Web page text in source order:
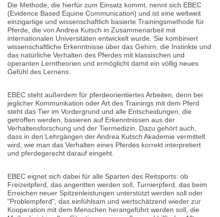
Die Methode, die hierfür zum Einsatz kommt, nennt sich EBEC
(Evidence Based Equine Communication) und ist eine weltweit
einzigartige und wissenschaftlich basierte Trainingsmethode für
Pferde, die von Andrea Kutsch in Zusammenarbeit mit
internationalen Universitäten entwickelt wurde. Sie kombiniert
wissenschaftliche Erkenntnisse über das Gehirn, die Instinkte und
das natürliche Verhalten des Pferdes mit klassischen und
operanten Lerntheorien und ermöglicht damit ein völlig neues
Gefühl des Lernens.
EBEC steht außerdem für pferdeorientiertes Arbeiten, denn bei
jeglicher Kommunikation oder Art des Trainings mit dem Pferd
steht das Tier im Vordergrund und alle Entscheidungen, die
getroffen werden, basieren auf Erkenntnissen aus der
Verhaltensforschung und der Tiermedizin. Dazu gehört auch,
dass in den Lehrgängen der Andrea Kutsch Akademie vermittelt
wird, wie man das Verhalten eines Pferdes korrekt interpretiert
und pferdegerecht darauf eingeht.
EBEC eignet sich dabei für alle Sparten des Reitsports: ob
Freizeitpferd, das angeritten werden soll, Turnierpferd, das beim
Erreichen neuer Spitzenleistungen unterstützt werden soll oder
"Problempferd", das einfühlsam und wertschätzend wieder zur
Kooperation mit dem Menschen herangeführt werden soll, die